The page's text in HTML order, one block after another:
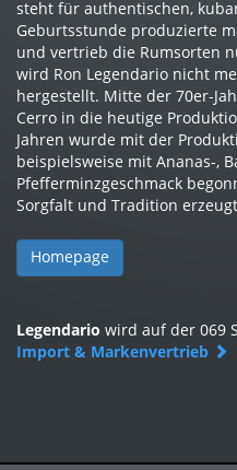
steht für authentischen,
Geburtsstunde produzierte
und vertrieb die Rumsorten
wird Ron Legendario nicht
hergestellt. Mitte der 70er-
Cerro in die heutige
Jahren wurde mit der
beispielsweise mit Ananas-,
Pfefferminzgeschmack
Sorgfalt und Tradition
Homepage
Legendario wird auf der 069
Import & Markenvertrieb